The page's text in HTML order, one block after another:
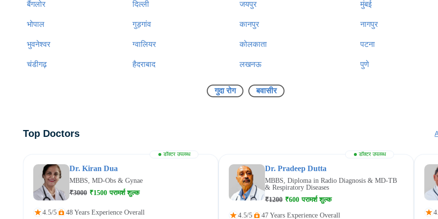
बैंगलोर दिल्ली जयपुर मुंबई
भोपाल गुड़गांव कानपुर नागपुर
भुवनेश्वर ग्वालियर कोलकाता पटना
चंडीगढ़ हैदराबाद लखनऊ पुणे
गुदा रोग बवासीर
Top Doctors
डॉक्टर उपलब्ध
Dr. Kiran Dua
MBBS, MD-Obs & Gynae
₹3000 ₹1500 परामर्श शुल्क
4.5/5 48 Years Experience Overall
डॉक्टर उपलब्ध
Dr. Pradeep Dutta
MBBS, Diploma in Radio Diagnosis & MD-TB
& Respiratory Diseases
₹1200 ₹600 परामर्श शुल्क
4.5/5 47 Years Experience Overall